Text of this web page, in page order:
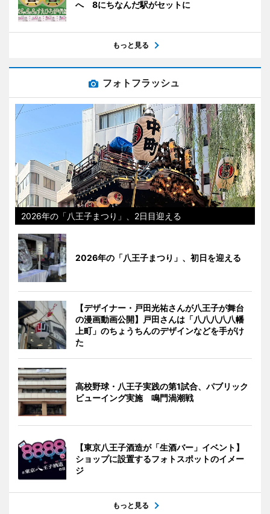
へ 8にちなんだ駅がセットに
もっと見る
フォトフラッシュ
2026年の「八王子まつり」、2日目迎える
2026年の「八王子まつり」、初日を迎える
【デザイナー・戸田光祐さんが八王子が舞台
の漫画動画公開】戸田さんは「八八八八八幡
上町」のちょうちんのデザインなどを手がけ
た
高校野球・八王子実践の第1試合、パブリック
ビューイング実施 鳴門渦潮戦
【東京八王子酒造が「生酒バー」イベント】
ショップに設置するフォトスポットのイメー
ジ
もっと見る